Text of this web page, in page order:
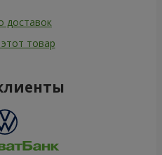
доставок
товар